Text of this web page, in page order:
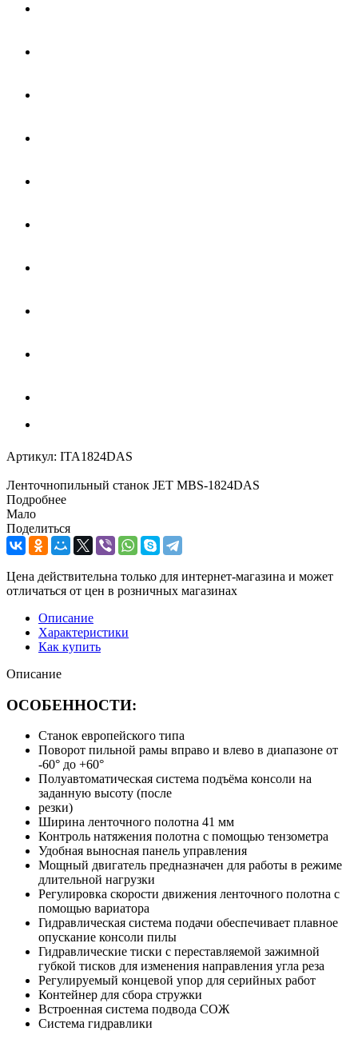
Артикул: ITA1824DAS
Ленточнопильный станок JET MBS-1824DAS
Подробнее
Мало
Поделиться
Цена действительна только для интернет-магазина и может
отличаться от цен в розничных магазинах
Описание
Характеристики
Как купить
Описание
ОСОБЕННОСТИ:
Станок европейского типа
Поворот пильной рамы вправо и влево в диапазоне от
-60° до +60°
Полуавтоматическая система подъёма консоли на
заданную высоту (после
резки)
Ширина ленточного полотна 41 мм
Контроль натяжения полотна с помощью тензометра
Удобная выносная панель управления
Мощный двигатель предназначен для работы в режиме
длительной нагрузки
Регулировка скорости движения ленточного полотна с
помощью вариатора
Гидравлическая система подачи обеспечивает плавное
опускание консоли пилы
Гидравлические тиски с переставляемой зажимной
губкой тисков для изменения направления угла реза
Регулируемый концевой упор для серийных работ
Контейнер для сбора стружки
Встроенная система подвода СОЖ
Система гидравлики